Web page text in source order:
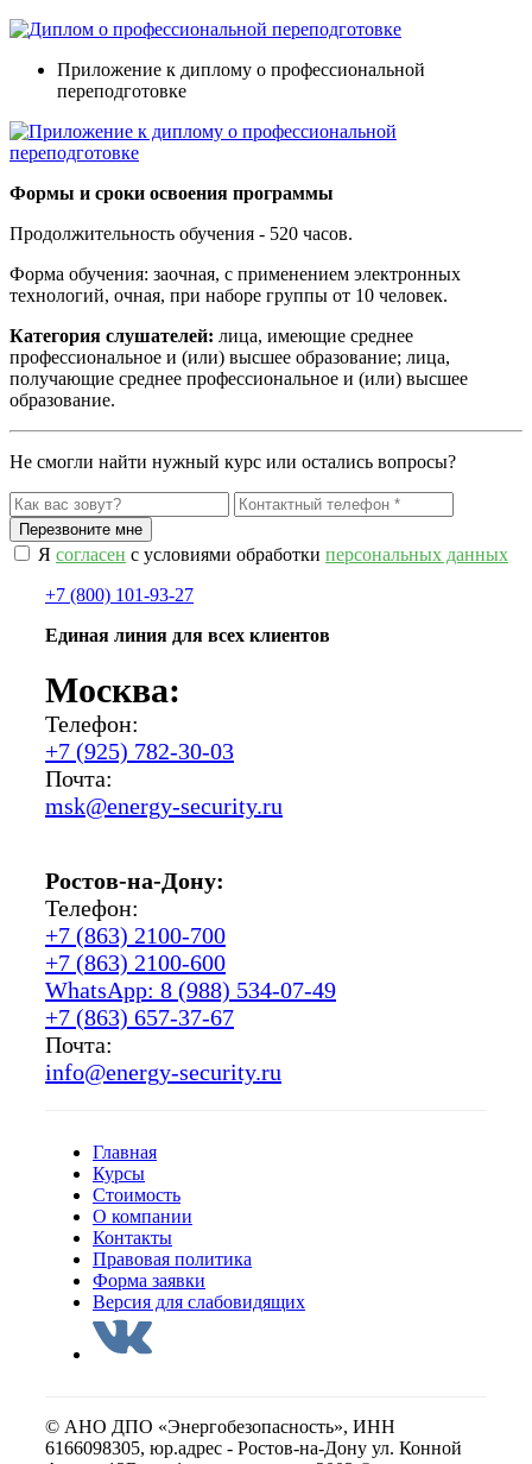
Приложение к диплому о профессиональной
переподготовке
Формы и сроки освоения программы
Продолжительность обучения - 520 часов.
Форма обучения: заочная, с применением электронных
технологий, очная, при наборе группы от 10 человек.
Категория слушателей: лица, имеющие среднее
профессиональное и (или) высшее образование; лица,
получающие среднее профессиональное и (или) высшее
образование.
Не смогли найти нужный курс или остались вопросы?
Я согласен с условиями обработки персональных данных
+7 (800) 101-93-27
Единая линия для всех клиентов
Москва:
Телефон:
+7 (925) 782-30-03
Почта:
msk@energy-security.ru
Ростов-на-Дону:
Телефон:
+7 (863) 2100-700
+7 (863) 2100-600
WhatsApp: 8 (988) 534-07-49
+7 (863) 657-37-67
Почта:
info@energy-security.ru
Главная
Курсы
Стоимость
О компании
Контакты
Правовая политика
Форма заявки
Версия для слабовидящих
© АНО ДПО «Энергобезопасность», ИНН
6166098305, юр.адрес - Ростов-на-Дону ул. Конной